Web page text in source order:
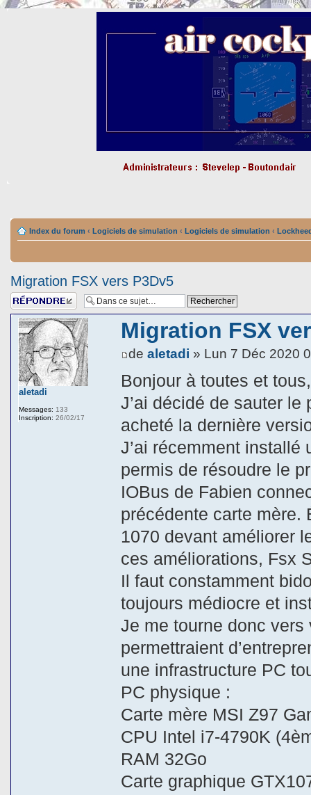
Index du forum ‹ Logiciels de simulation ‹ Logiciels de simulation ‹
Migration FSX vers P3Dv5
Répondre
Migration FSX
dealetadi » Lun 7 Déc 2020
Bonjour à toutes et tous,
J’ai décidé de sauter
acheté la dernière
J’ai récemment installé
permis de résoudre le
IOBus de Fabien
précédente carte mère.
1070 devant améliorer
ces améliorations, Fsx
Il faut constamment
toujours médiocre et
Je me tourne donc
permettraient
une infrastructure PC
PC physique :
Carte mère MSI Z97
CPU Intel i7-4790K
RAM 32Go
Carte graphique
aletadi
Messages: 133
Inscription: 26/02/17